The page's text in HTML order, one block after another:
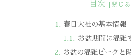
目次
春日大社の基本情報
お盆期間に混雑
お盆の混雑ピークと